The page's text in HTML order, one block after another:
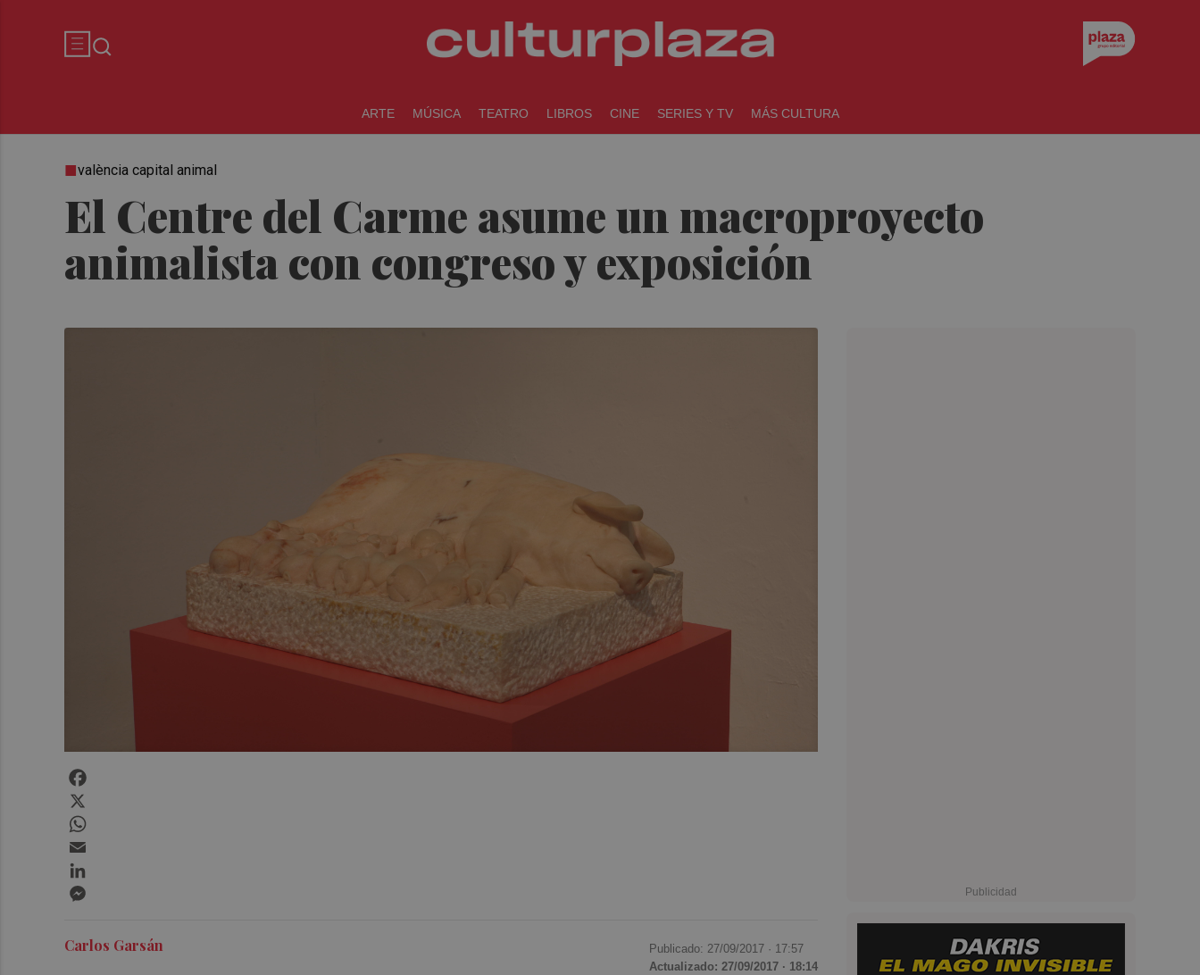
ARTE MÚSICA TEATRO LIBROS CINE SERIES Y TV MÁS CULTURA
El Centre del Carme asume un macroproyecto
animalista con congreso y exposición
valència capital animal
Carlos Garsán Publicado: 27/09/2017 · 17:57
Actualizado: 27/09/2017 · 18:14